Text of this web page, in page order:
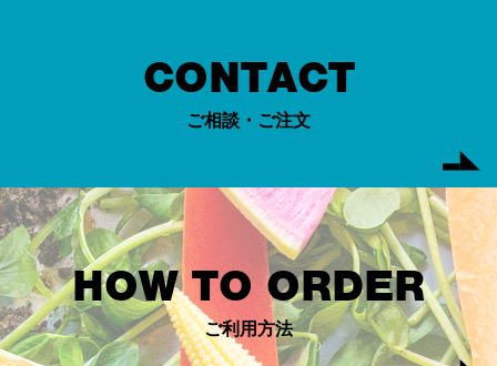
CONTACT
ご相談・ご注文
HOW TO ORDER
ご利用方法